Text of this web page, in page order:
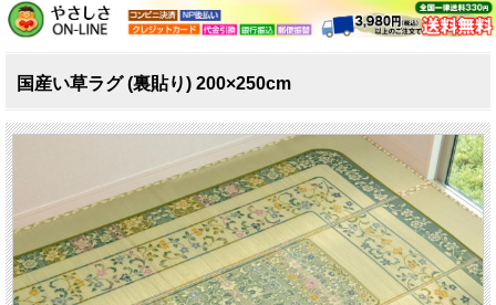
国産い草ラグ (裏貼り) 200×250cm